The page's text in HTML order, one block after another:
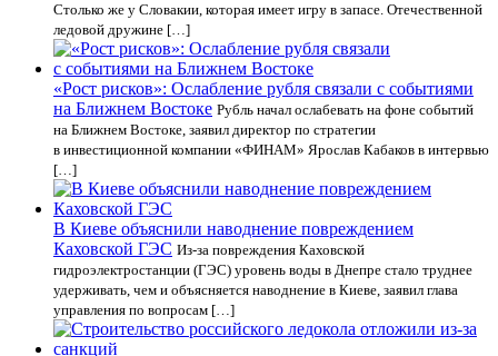
Столько же у Словакии, которая имеет игру в запасе. Отечественной
ледовой дружине […]
«Рост рисков»: Ослабление рубля связали с событиями
на Ближнем Востоке Рубль начал ослабевать на фоне событий
на Ближнем Востоке, заявил директор по стратегии
в инвестиционной компании «ФИНАМ» Ярослав Кабаков в интервью
[…]
В Киеве объяснили наводнение повреждением
Каховской ГЭС Из-за повреждения Каховской
гидроэлектростанции (ГЭС) уровень воды в Днепре стало труднее
удерживать, чем и объясняется наводнение в Киеве, заявил глава
управления по вопросам […]